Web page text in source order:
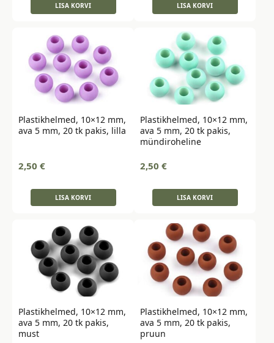
LISA KORVI LISA KORVI
Plastikhelmed, 10×12 mm,
ava 5 mm, 20 tk pakis, lilla
2,50 €
LISA KORVI
Plastikhelmed, 10×12 mm,
ava 5 mm, 20 tk pakis,
mündiroheline
2,50 €
LISA KORVI
Plastikhelmed, 10×12 mm,
ava 5 mm, 20 tk pakis,
must
Plastikhelmed, 10×12 mm,
ava 5 mm, 20 tk pakis,
pruun